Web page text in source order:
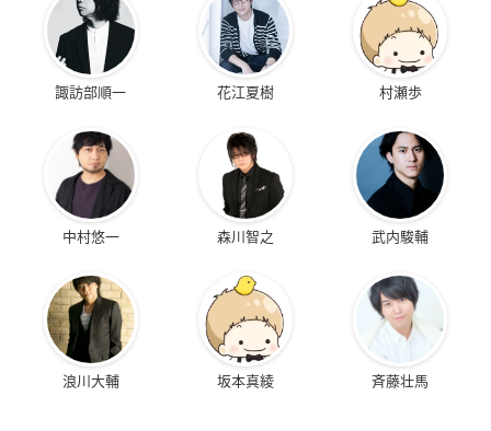
諏訪部順一 花江夏樹 村瀬歩
中村悠一 森川智之 武内駿輔
浪川大輔 坂本真綾 斉藤壮馬